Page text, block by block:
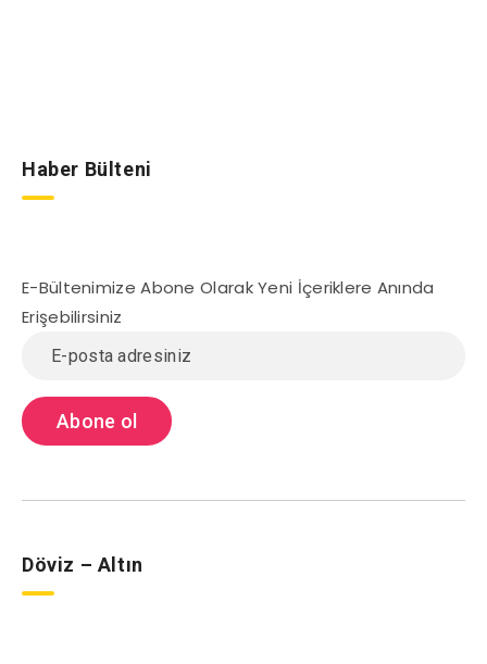
Haber Bülteni
E-Bültenimize Abone Olarak Yeni İçeriklere Anında
Erişebilirsiniz
Döviz – Altın